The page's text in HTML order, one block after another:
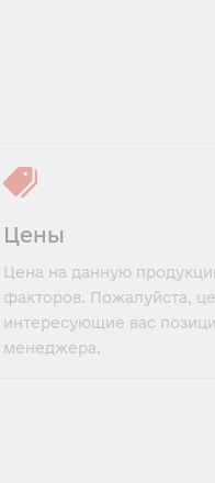
Цены
Цена на данную
факторов. Пожалуйста,
интересующие вас
менеджера.